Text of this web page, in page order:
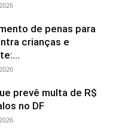
de penas para
crianças e
prevê multa de R$
no DF